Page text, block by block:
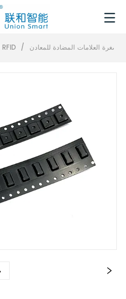
تسمية RFID / مصغرة العلامات المضادة للمعادن